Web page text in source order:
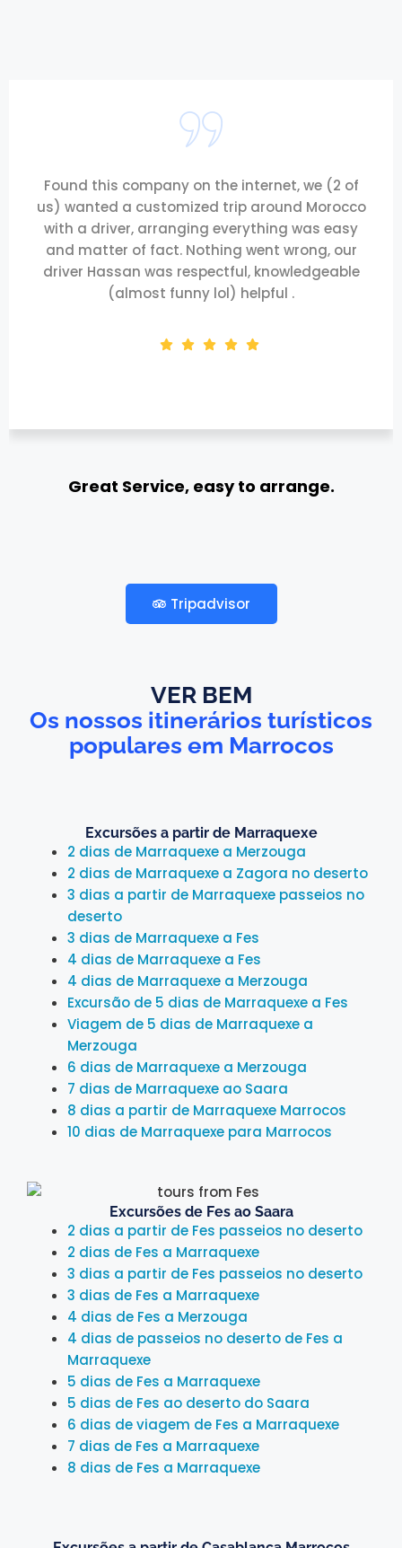
Great Service, easy to arrange.
Found this company on the internet, we (2 of
us) wanted a customized trip around Morocco
with a driver, arranging everything was easy
and matter of fact. Nothing went wrong, our
driver Hassan was respectful, knowledgeable
(almost funny lol) helpful .
Tripadvisor
VER BEM
Os nossos itinerários turísticos
populares em Marrocos
Excursões a partir de Marraquexe
2 dias de Marraquexe a Merzouga
2 dias de Marraquexe a Zagora no deserto
3 dias a partir de Marraquexe passeios no
deserto
3 dias de Marraquexe a Fes
4 dias de Marraquexe a Fes
4 dias de Marraquexe a Merzouga
Excursão de 5 dias de Marraquexe a Fes
Viagem de 5 dias de Marraquexe a
Merzouga
6 dias de Marraquexe a Merzouga
7 dias de Marraquexe ao Saara
8 dias a partir de Marraquexe Marrocos
10 dias de Marraquexe para Marrocos
Excursões de Fes ao Saara
2 dias a partir de Fes passeios no deserto
2 dias de Fes a Marraquexe
3 dias a partir de Fes passeios no deserto
3 dias de Fes a Marraquexe
4 dias de Fes a Merzouga
4 dias de passeios no deserto de Fes a
Marraquexe
5 dias de Fes a Marraquexe
5 dias de Fes ao deserto do Saara
6 dias de viagem de Fes a Marraquexe
7 dias de Fes a Marraquexe
8 dias de Fes a Marraquexe